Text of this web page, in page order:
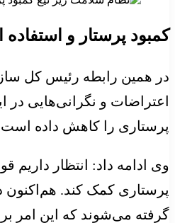
کمبود پرستار و
در همین رابطه رئیس کل
اعتراضات و نگرانی‌هایی در
پرستاری را کاهش داده
پرستاری کمک کند. هم‌‌‌اکنون
گرفته می‌‌‌شوند که این امر